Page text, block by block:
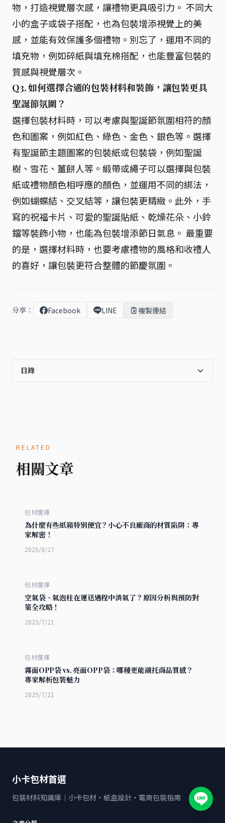
物，打造視覺層次感，讓禮物更具吸引力。 不同大
小的盒子或袋子搭配，也為包裝增添視覺上的美
感，並能有效保護多個禮物。別忘了，運用不同的
填充物，例如碎紙與填充棉搭配，也能豐富包裝的
質感與視覺層次。
Q3. 如何選擇合適的包裝材料和裝飾，讓包裝更具
聖誕節氛圍？
選擇包裝材料時，可以考慮與聖誕節氛圍相符的顏
色和圖案，例如紅色、綠色、金色、銀色等。選擇
有聖誕節主題圖案的包裝紙或包裝袋，例如聖誕
樹、雪花、薑餅人等。緞帶或繩子可以選擇與包裝
紙或禮物顏色相呼應的顏色，並運用不同的綁法，
例如蝴蝶結、交叉結等，讓包裝更精緻。此外，手
寫的祝福卡片、可愛的聖誕貼紙、乾燥花朵、小鈴
鐺等裝飾小物，也能為包裝增添節日氣息。 最重要
的是，選擇材料時，也要考慮禮物的風格和收禮人
的喜好，讓包裝更符合整體的節慶氛圍。
分享： Facebook LINE 複製連結
目錄
RELATED
相關文章
包材選擇
為什麼有些紙箱特別便宜？小心不良廠商的材質陷阱：專
家解密！
2025/8/27
包材選擇
空氣袋、氣泡柱在運送過程中消氣了？原因分析與預防對
策全攻略！
2025/7/21
包材選擇
霧面OPP袋 vs. 亮面OPP袋：哪種更能襯托商品質感？
專家解析包裝魅力
2025/7/21
小卡包材首選
包裝材料知識庫｜小卡包材・紙盒設計・電商包裝指南